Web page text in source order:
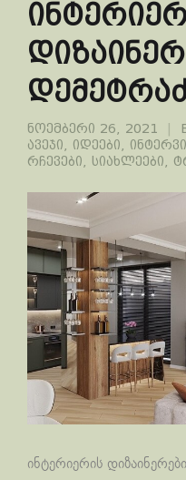
ნოემბერი 26, 2021
ავეჯი, იდეები,
რჩევები, სიახლეები,
ინტერიერის